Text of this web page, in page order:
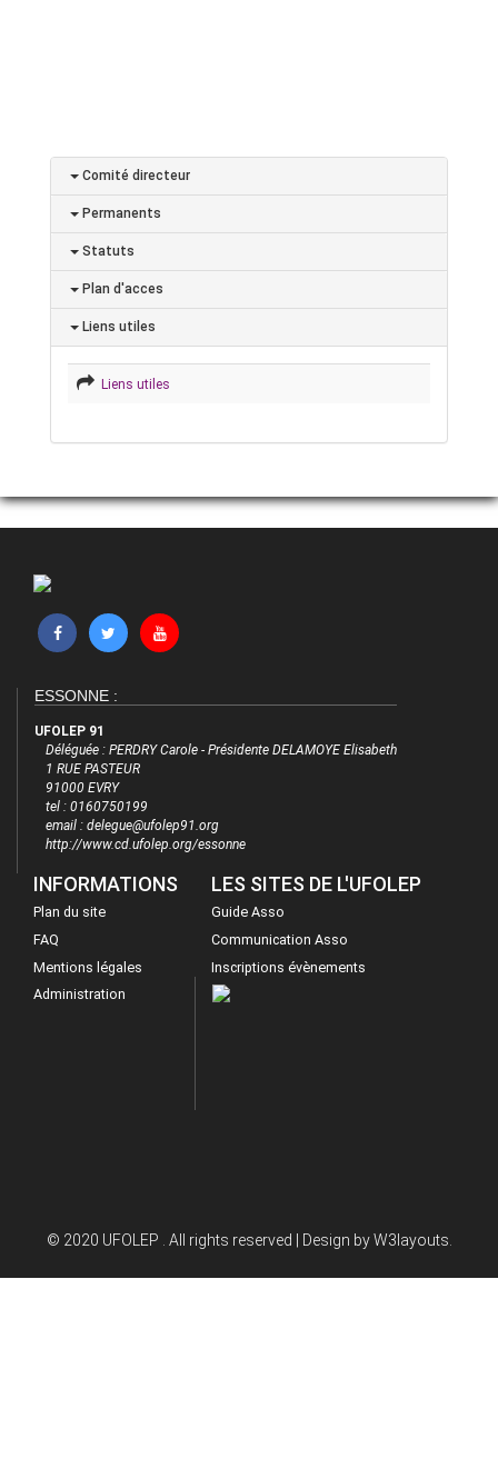
Comité directeur
Permanents
Statuts
Plan d'acces
Liens utiles
Liens utiles
ESSONNE :
UFOLEP 91
Déléguée : PERDRY Carole - Présidente DELAMOYE Elisabeth
1 RUE PASTEUR
91000 EVRY
tel : 0160750199
email : delegue@ufolep91.org
http://www.cd.ufolep.org/essonne
INFORMATIONS
Plan du site
FAQ
Mentions légales
Administration
LES SITES DE L'UFOLEP
Guide Asso
Communication Asso
Inscriptions évènements
© 2020 UFOLEP . All rights reserved | Design byW3layouts.